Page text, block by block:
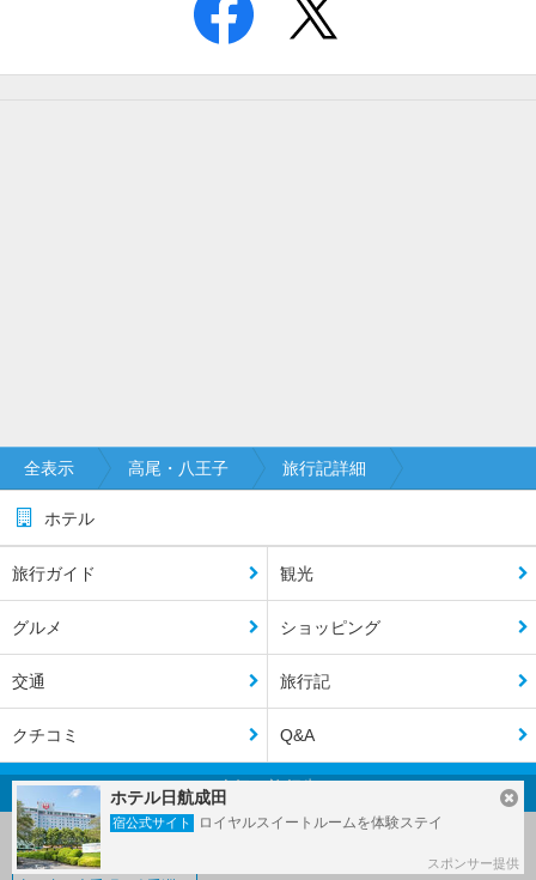
ホテル日航成田
宿公式サイト ロイヤルスイートルームを体験ステイ
スポンサー提供
全表示 高尾・八王子 旅行記詳細
ホテル
旅行ガイド 観光
グルメ ショッピング
交通 旅行記
クチコミ Q&A
人気の旅行先
早稲田・高田馬場